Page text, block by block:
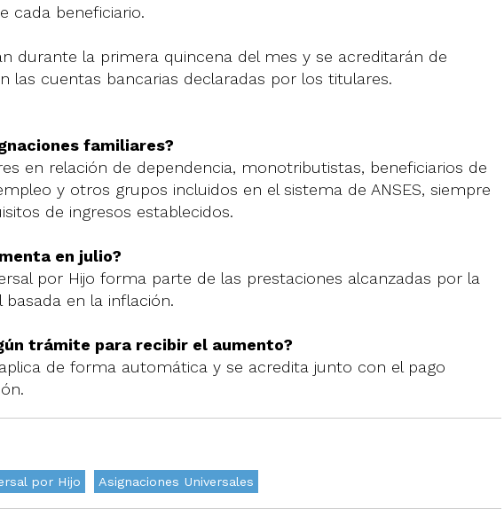
cada beneficiario.
durante la primera quincena del mes y se acreditarán de
las cuentas bancarias declaradas por los titulares.
familiares?
en relación de dependencia, monotributistas, beneficiarios de
y otros grupos incluidos en el sistema de ANSES, siempre
de ingresos establecidos.
en julio?
por Hijo forma parte de las prestaciones alcanzadas por la
en la inflación.
trámite para recibir el aumento?
de forma automática y se acredita junto con el pago
por Hijo Asignaciones Universales